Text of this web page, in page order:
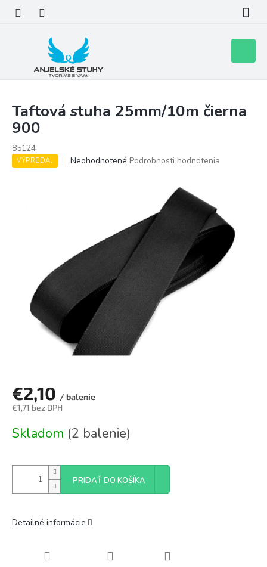
obsah
košík
Taftová stuha 25mm/10m čierna
900
85124
VÝPREDAJ
Priemerné
hviezdičiek.
Neohodnotené Podrobnosti hodnotenia
€2,10 / balenie
€1,71 bez DPH
cena:
Skladom (2 balenie)
PRIDAŤ DO KOŠÍKA
Detailné informácie